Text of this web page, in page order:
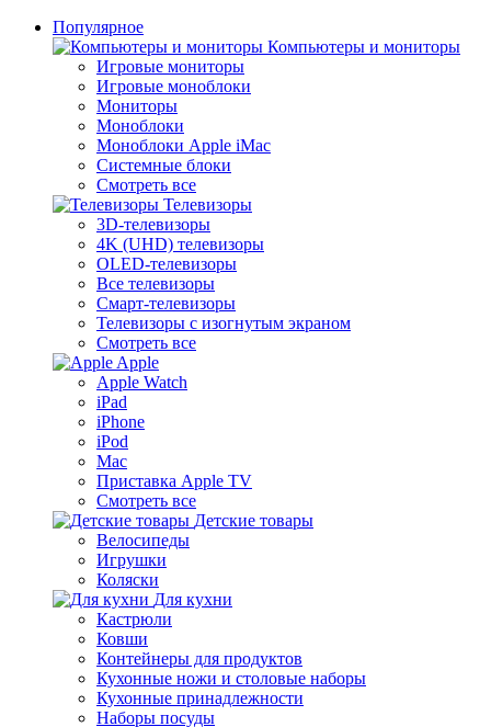
Популярное
Компьютеры и мониторы
Игровые мониторы
Игровые моноблоки
Мониторы
Моноблоки
Моноблоки Apple iMac
Системные блоки
Смотреть все
Телевизоры
3D-телевизоры
4K (UHD) телевизоры
OLED-телевизоры
Все телевизоры
Смарт-телевизоры
Телевизоры с изогнутым экраном
Смотреть все
Apple
Apple Watch
iPad
iPhone
iPod
Mac
Приставка Apple TV
Смотреть все
Детские товары
Велосипеды
Игрушки
Коляски
Для кухни
Кастрюли
Ковши
Контейнеры для продуктов
Кухонные ножи и столовые наборы
Кухонные принадлежности
Наборы посуды